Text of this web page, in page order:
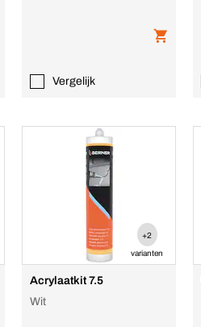
Vergelijk
+2
varianten
Acrylaatkit 7.5
Wit